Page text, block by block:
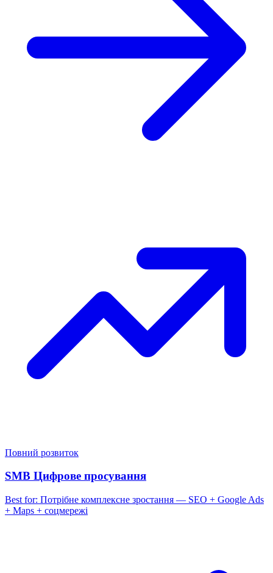
Повний розвиток
SMB Цифрове просування
Best for: Потрібне комплексне зростання — SEO + Google Ads
+ Maps + соцмережі